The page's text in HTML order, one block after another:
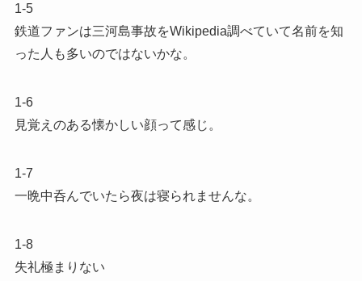
1-5
鉄道ファンは三河島事故をWikipedia調べていて名前を知
った人も多いのではないかな。
1-6
見覚えのある懐かしい顔って感じ。
1-7
一晩中呑んでいたら夜は寝られませんな。
1-8
失礼極まりない